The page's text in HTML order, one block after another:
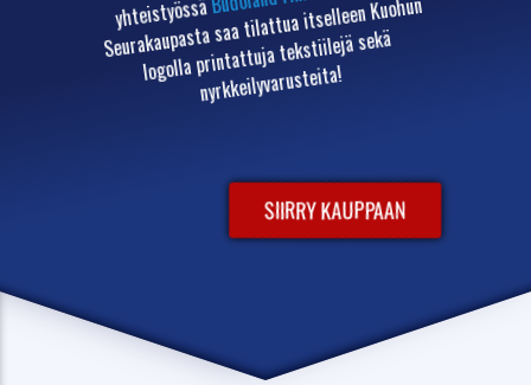
yhteistyössä
Seurakaupasta saa tilattua itselleen Kuohun
logolla printattuja tekstiilejä sekä
nyrkkeilyvarusteita!
SIIRRY KAUPPAAN